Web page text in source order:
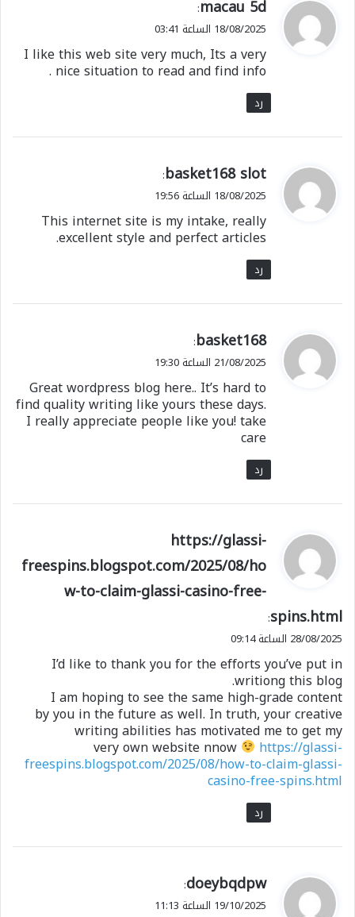
ق
ل
macau 5d
:
18/08/2025 الساعة 03:41
I like this web site very much, Its a very
nice situation to read and find info .
رد
ي
ق
ل
basket168 slot
:
18/08/2025 الساعة 19:56
This internet site is my intake, really
excellent style and perfect articles.
رد
ي
ق
ل
basket168
:
21/08/2025 الساعة 19:30
Great wordpress blog here.. It’s hard to
find quality writing like yours these days.
I really appreciate people like you! take
care
رد
ي
و
ل
https://glassi-
freespins.blogspot.com/2025/08/ho
w-to-claim-glassi-casino-free-
spins.html
:
28/08/2025 الساعة 09:14
I’d like to thank you for the efforts you’ve put in
writiong this blog.
I am hoping to see the same high-grade content
by you in the future as well. In truth, your creative
writing abilities has motivated me to get my
very own website nnow https://glassi-
freespins.blogspot.com/2025/08/how-to-claim-glassi-
casino-free-spins.html
رد
ي
ق
doeybqdpw
:
19/10/2025 الساعة 11:13